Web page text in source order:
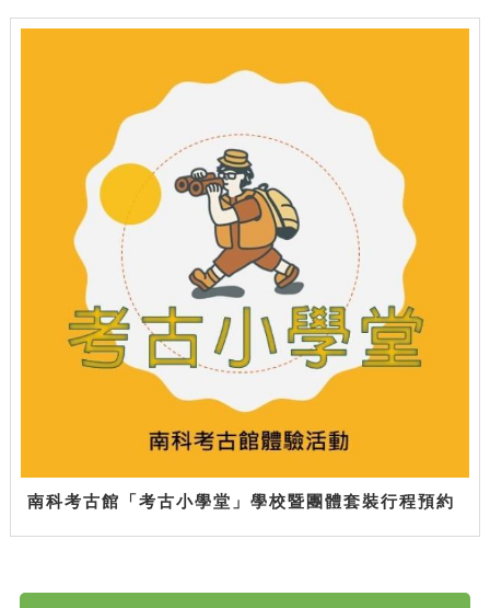
南科考古館「考古小學堂」學校暨團體套裝行程預約